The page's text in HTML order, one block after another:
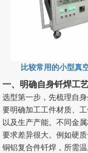
比较常用的小型真
一、明确自身钎焊工
选型第一步，先梳理自
要明确加工工件材质、
以及生产产能。不同金
要求差异很大。例如硬
铜铝复合件钎焊，所需